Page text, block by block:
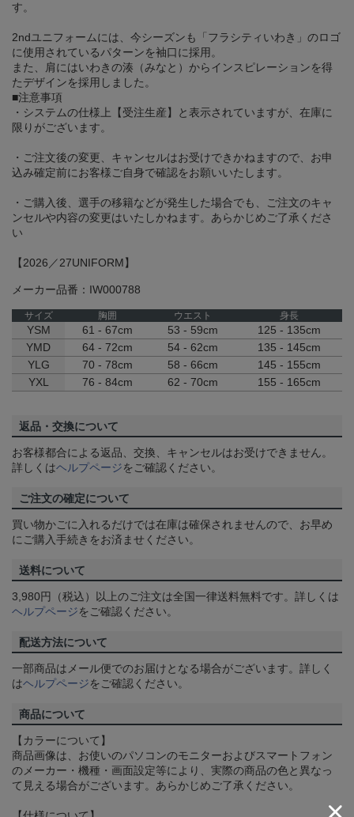
す。
2ndユニフォームには、今シーズンも「フラシティいわき」のロゴ
に使用されているパターンを袖口に採用。
また、肩にはいわきの湊（みなと）からインスピレーションを得
たデザインを採用しました。
■注意事項
・システムの仕様上【受注生産】と表示されていますが、​在庫に
限りがございます。
・ご注文後の変更、キャンセルはお受けできかねますので、お申
込み確定前にお客様ご自身で確認をお願いいたします。
・ご購入後、選手の移籍などが発生した場合でも、ご注文のキャ
ンセルや内容の変更はいたしかねます。あらかじめご了承くださ
い
【2026／27UNIFORM】
メーカー品番：IW000788
サイズ 胸囲 ウエスト 身長
YSM 61 - 67cm 53 - 59cm
125 - 135cm
YMD
64 - 72cm 54 - 62cm
135 - 145cm
YLG
70 - 78cm 58 - 66cm
145 - 155cm
YXL
76 - 84cm 62 - 70cm 155 - 165cm
返品・交換について
お客様都合による返品、交換、キャンセルはお受けできません。
詳しくはヘルプページをご確認ください。
ご注文の確定について
買い物かごに入れるだけでは在庫は確保されませんので、お早め
にご購入手続きをお済ませください。
送料について
3,980円（税込）以上のご注文は全国一律送料無料です。詳しくは
ヘルプページをご確認ください。
配送方法について
一部商品はメール便でのお届けとなる場合がございます。詳しく
はヘルプページをご確認ください。
商品について
【カラーについて】
商品画像は、お使いのパソコンのモニターおよびスマートフォン
のメーカー・機種・画面設定等により、実際の商品の色と異なっ
て見える場合がございます。あらかじめご了承ください。